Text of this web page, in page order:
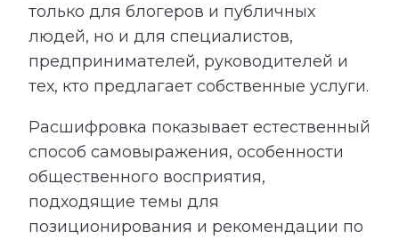
только для блогеров и публичных
людей, но и для специалистов,
предпринимателей, руководителей и
тех, кто предлагает собственные услуги.
Расшифровка показывает естественный
способ самовыражения, особенности
общественного восприятия,
подходящие темы для
позиционирования и рекомендации по